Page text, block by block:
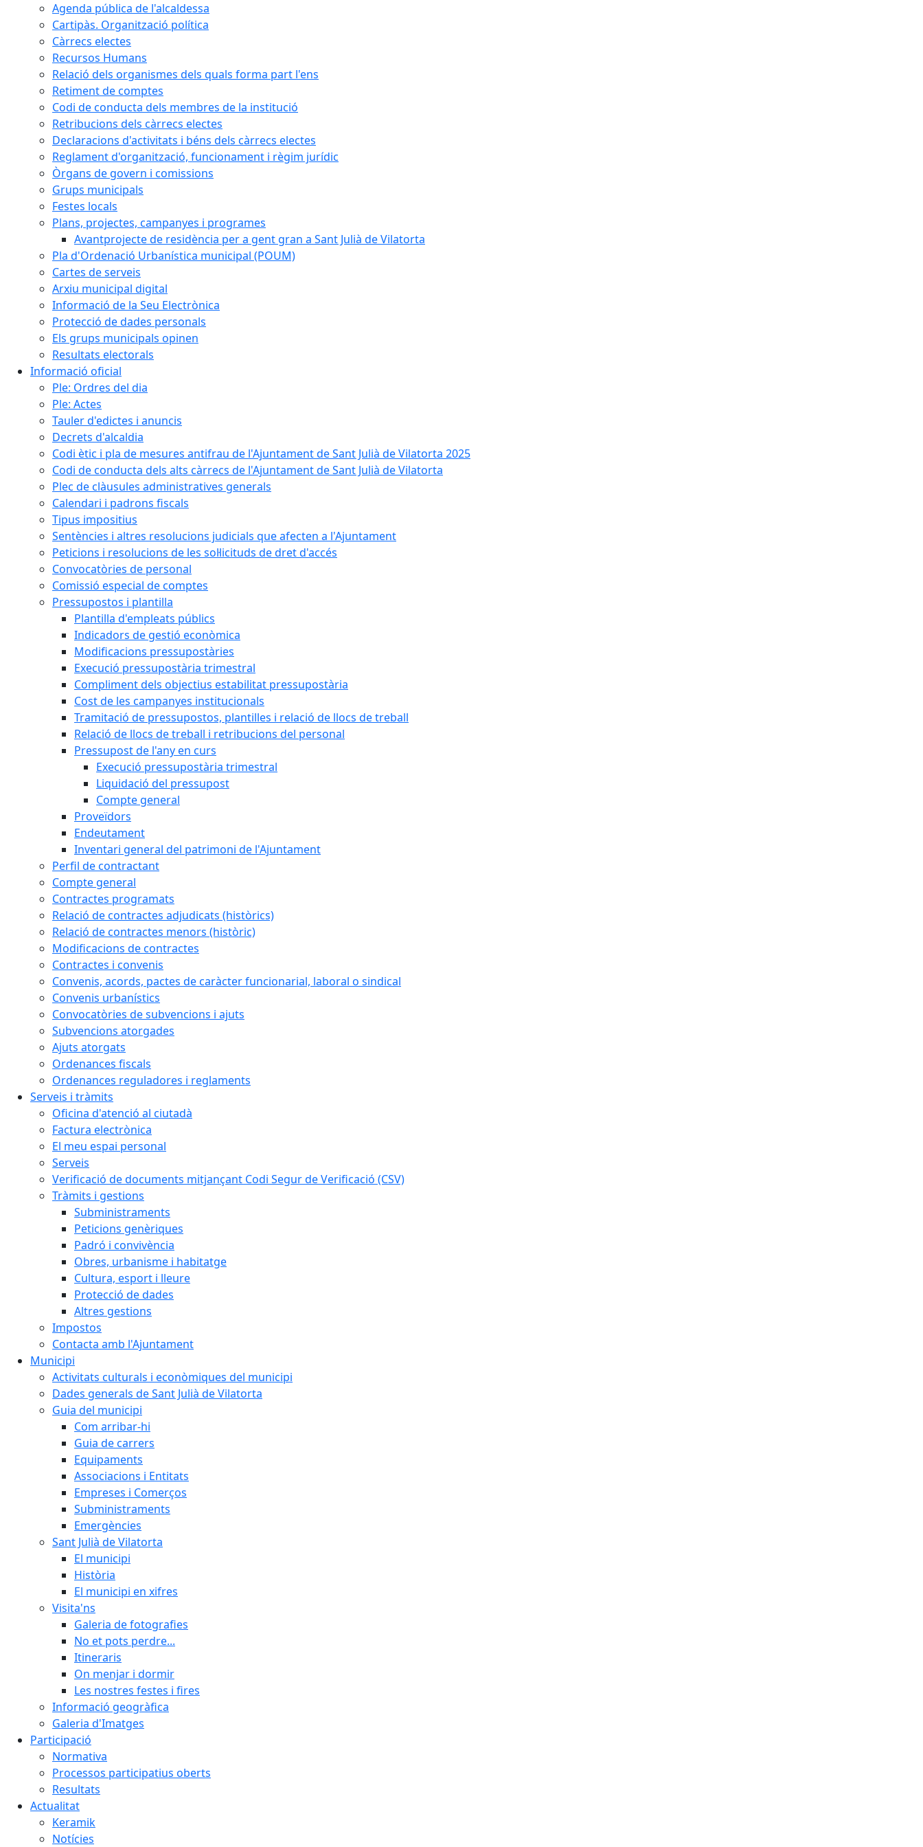
Agenda pública de l'alcaldessa
Cartipàs. Organització política
Càrrecs electes
Recursos Humans
Relació dels organismes dels quals forma part l'ens
Retiment de comptes
Codi de conducta dels membres de la institució
Retribucions dels càrrecs electes
Declaracions d'activitats i béns dels càrrecs electes
Reglament d'organització, funcionament i règim jurídic
Òrgans de govern i comissions
Grups municipals
Festes locals
Plans, projectes, campanyes i programes
Avantprojecte de residència per a gent gran a Sant Julià de Vilatorta
Pla d'Ordenació Urbanística municipal (POUM)
Cartes de serveis
Arxiu municipal digital
Informació de la Seu Electrònica
Protecció de dades personals
Els grups municipals opinen
Resultats electorals
Informació oficial
Ple: Ordres del dia
Ple: Actes
Tauler d'edictes i anuncis
Decrets d'alcaldia
Codi ètic i pla de mesures antifrau de l'Ajuntament de Sant Julià de Vilatorta 2025
Codi de conducta dels alts càrrecs de l'Ajuntament de Sant Julià de Vilatorta
Plec de clàusules administratives generals
Calendari i padrons fiscals
Tipus impositius
Sentències i altres resolucions judicials que afecten a l'Ajuntament
Peticions i resolucions de les sol·licituds de dret d'accés
Convocatòries de personal
Comissió especial de comptes
Pressupostos i plantilla
Plantilla d'empleats públics
Indicadors de gestió econòmica
Modificacions pressupostàries
Execució pressupostària trimestral
Compliment dels objectius estabilitat pressupostària
Cost de les campanyes institucionals
Tramitació de pressupostos, plantilles i relació de llocs de treball
Relació de llocs de treball i retribucions del personal
Pressupost de l'any en curs
Execució pressupostària trimestral
Liquidació del pressupost
Compte general
Proveïdors
Endeutament
Inventari general del patrimoni de l'Ajuntament
Perfil de contractant
Compte general
Contractes programats
Relació de contractes adjudicats (històrics)
Relació de contractes menors (històric)
Modificacions de contractes
Contractes i convenis
Convenis, acords, pactes de caràcter funcionarial, laboral o sindical
Convenis urbanístics
Convocatòries de subvencions i ajuts
Subvencions atorgades
Ajuts atorgats
Ordenances fiscals
Ordenances reguladores i reglaments
Serveis i tràmits
Oficina d'atenció al ciutadà
Factura electrònica
El meu espai personal
Serveis
Verificació de documents mitjançant Codi Segur de Verificació (CSV)
Tràmits i gestions
Subministraments
Peticions genèriques
Padró i convivència
Obres, urbanisme i habitatge
Cultura, esport i lleure
Protecció de dades
Altres gestions
Impostos
Contacta amb l'Ajuntament
Municipi
Activitats culturals i econòmiques del municipi
Dades generals de Sant Julià de Vilatorta
Guia del municipi
Com arribar-hi
Guia de carrers
Equipaments
Associacions i Entitats
Empreses i Comerços
Subministraments
Emergències
Sant Julià de Vilatorta
El municipi
Història
El municipi en xifres
Visita'ns
Galeria de fotografies
No et pots perdre...
Itineraris
On menjar i dormir
Les nostres festes i fires
Informació geogràfica
Galeria d'Imatges
Participació
Normativa
Processos participatius oberts
Resultats
Actualitat
Keramik
Notícies